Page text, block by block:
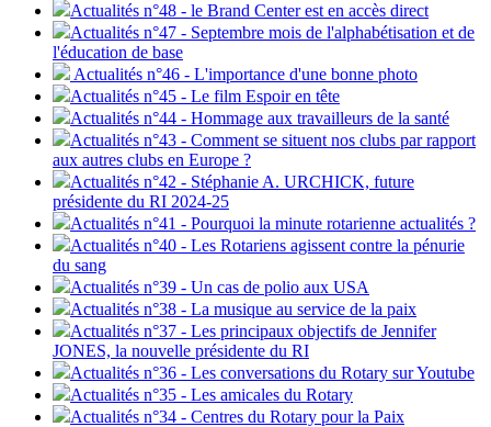
Actualités n°48 - le Brand Center est en accès direct
Actualités n°47 - Septembre mois de l'alphabétisation et de
l'éducation de base
Actualités n°46 - L'importance d'une bonne photo
Actualités n°45 - Le film Espoir en tête
Actualités n°44 - Hommage aux travailleurs de la santé
Actualités n°43 - Comment se situent nos clubs par rapport
aux autres clubs en Europe ?
Actualités n°42 - Stéphanie A. URCHICK, future
présidente du RI 2024-25
Actualités n°41 - Pourquoi la minute rotarienne actualités ?
Actualités n°40 - Les Rotariens agissent contre la pénurie
du sang
Actualités n°39 - Un cas de polio aux USA
Actualités n°38 - La musique au service de la paix
Actualités n°37 - Les principaux objectifs de Jennifer
JONES, la nouvelle présidente du RI
Actualités n°36 - Les conversations du Rotary sur Youtube
Actualités n°35 - Les amicales du Rotary
Actualités n°34 - Centres du Rotary pour la Paix